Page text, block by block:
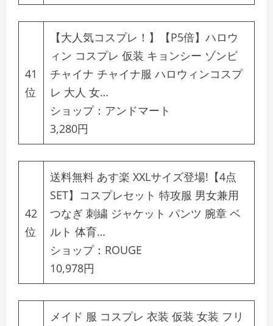
41
位
【大人気コスプレ！】【P5倍】ハロウ
ィン コスプレ 仮装 キョンシー ゾンビ
チャイナ チャイナ服 ハロウィンコスプ
レ 大人 女…
ショップ： アンドマート
3,280円
42
位
送料無料 あす楽 XXLサイズ登場!【4点
SET】コスプレセット 特攻服 男女兼用
つなぎ 刺繍 ジャケット パンツ 腕章 ベ
ルト 体育…
ショップ： ROUGE
10,978円
メイド 服 コスプレ 衣装 仮装 女装 フリ